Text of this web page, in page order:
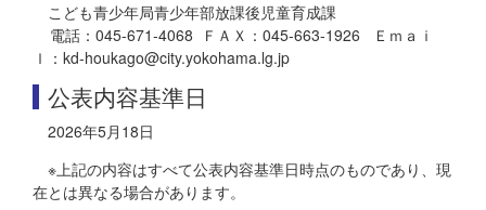
こども青少年局青少年部放課後児童育成課
電話：045-671-4068 ＦＡＸ：045-663-1926 Ｅｍａｉ
ｌ：kd-houkago@city.yokohama.lg.jp
公表内容基準日
2026年5月18日
※上記の内容はすべて公表内容基準日時点のものであり、現
在とは異なる場合があります。